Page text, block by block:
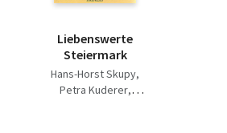
Liebenswerte
Steiermark
Hans-Horst Skupy
Petra Kuderer